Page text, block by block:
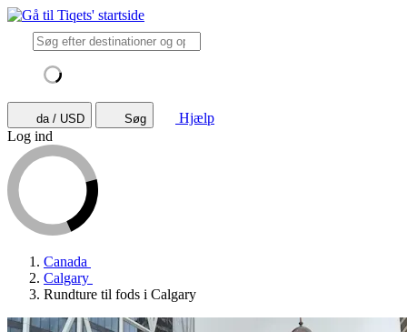
da / USD Søg
Hjælp
Log ind
Canada
Calgary
Rundture til fods i Calgary